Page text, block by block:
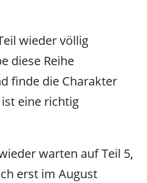
wieder völlig
diese Reihe
finde die Charakter
eine richtig
warten auf Teil 5,
erst im August